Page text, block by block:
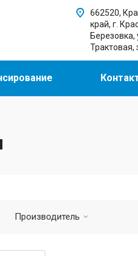
662520,
край, г.
Березовка,
Трактовая,
Производитель